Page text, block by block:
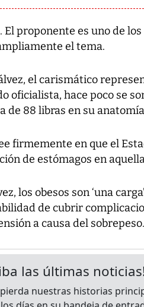
El proponente es uno de
el tema.
el carismático
oficialista, hace poco se
de 88 libras en su
firmemente en que el
de estómagos en
los obesos son ‘una
de cubrir
a causa del sobrepeso.